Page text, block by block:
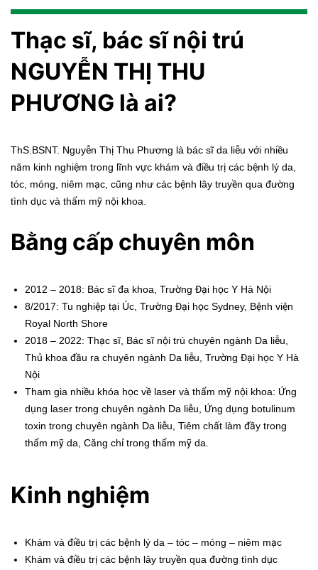
Thạc sĩ, bác sĩ nội trú
NGUYỄN THỊ THU
PHƯƠNG là ai?
ThS.BSNT. Nguyễn Thị Thu Phương là bác sĩ da liễu với nhiều
năm kinh nghiệm trong lĩnh vực khám và điều trị các bệnh lý da,
tóc, móng, niêm mạc, cũng như các bệnh lây truyền qua đường
tình dục và thẩm mỹ nội khoa.
Bằng cấp chuyên môn
2012 – 2018: Bác sĩ đa khoa, Trường Đại học Y Hà Nội
8/2017: Tu nghiệp tại Úc, Trường Đại học Sydney, Bệnh viện
Royal North Shore
2018 – 2022: Thạc sĩ, Bác sĩ nội trú chuyên ngành Da liễu,
Thủ khoa đầu ra chuyên ngành Da liễu, Trường Đại học Y Hà
Nội
Tham gia nhiều khóa học về laser và thẩm mỹ nội khoa: Ứng
dụng laser trong chuyên ngành Da liễu, Ứng dụng botulinum
toxin trong chuyên ngành Da liễu, Tiêm chất làm đầy trong
thẩm mỹ da, Căng chỉ trong thẩm mỹ da.
Kinh nghiệm
Khám và điều trị các bệnh lý da – tóc – móng – niêm mạc
Khám và điều trị các bệnh lây truyền qua đường tình dục